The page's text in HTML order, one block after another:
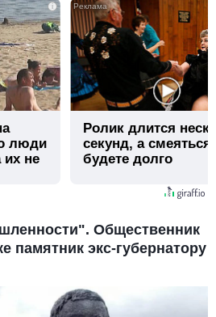
i
люди
их не
Ролик длится
секунд, а
будете долго
Общественник
памятник экс-губернатору